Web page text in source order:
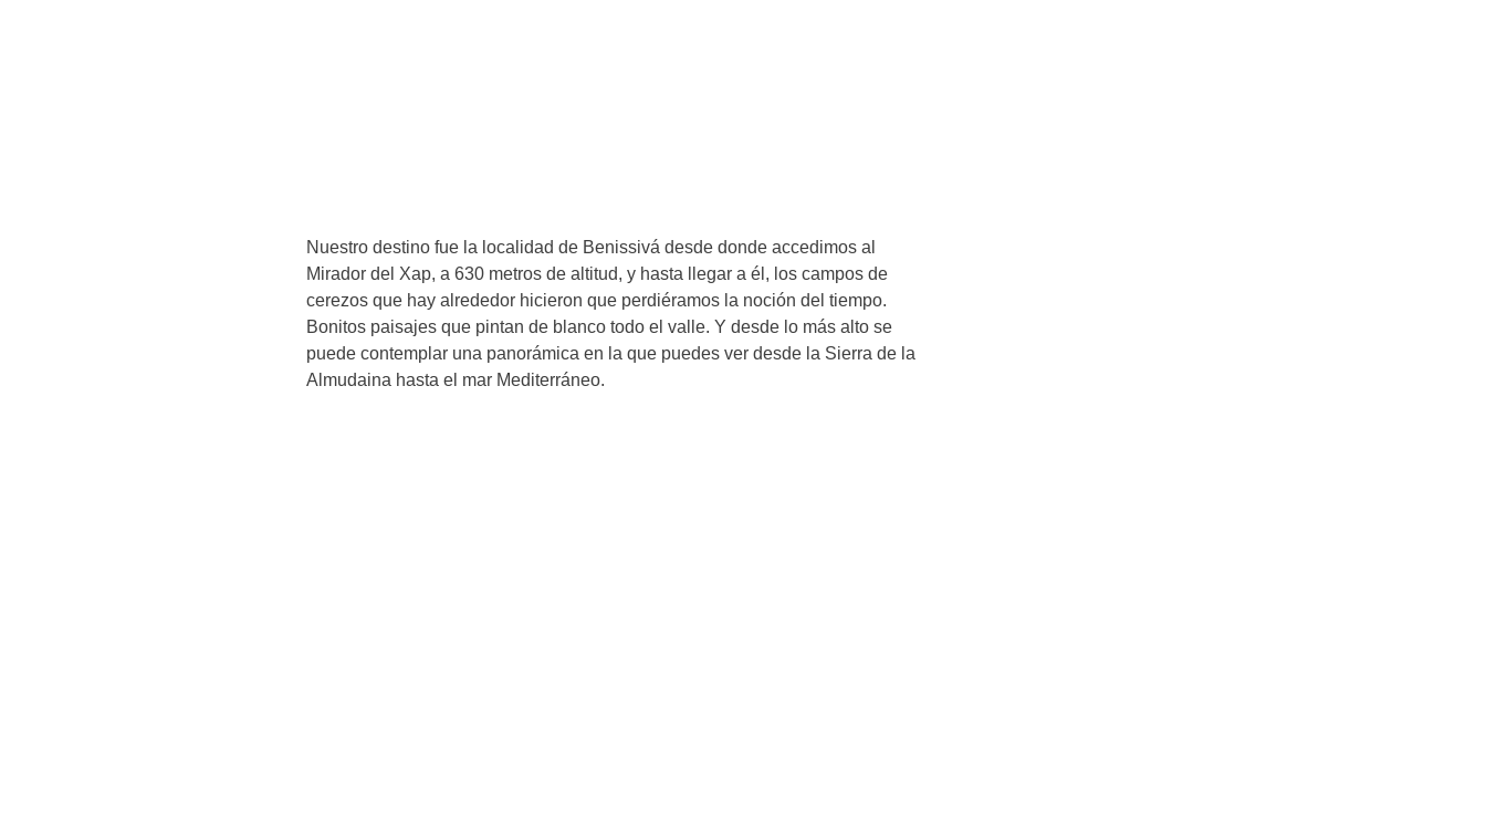
Nuestro destino fue la localidad de Benissivá desde donde accedimos al
Mirador del Xap, a 630 metros de altitud, y hasta llegar a él, los campos de
cerezos que hay alrededor hicieron que perdiéramos la noción del tiempo.
Bonitos paisajes que pintan de blanco todo el valle. Y desde lo más alto se
puede contemplar una panorámica en la que puedes ver desde la Sierra de la
Almudaina hasta el mar Mediterráneo.